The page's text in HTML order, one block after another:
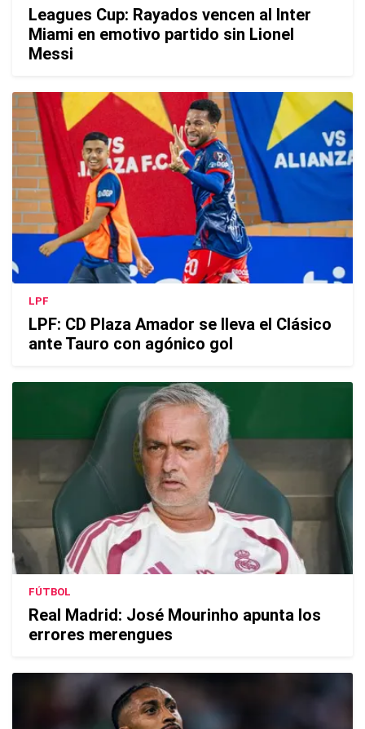
Leagues Cup: Rayados vencen al Inter
Miami en emotivo partido sin Lionel
Messi
LPF
LPF: CD Plaza Amador se lleva el Clásico
ante Tauro con agónico gol
FÚTBOL
Real Madrid: José Mourinho apunta los
errores merengues